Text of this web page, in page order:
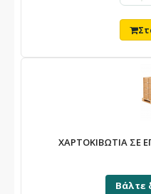
ΧΑΡΤΟΚΙΒΩΤΙΑ ΣΕ
Βάλτε